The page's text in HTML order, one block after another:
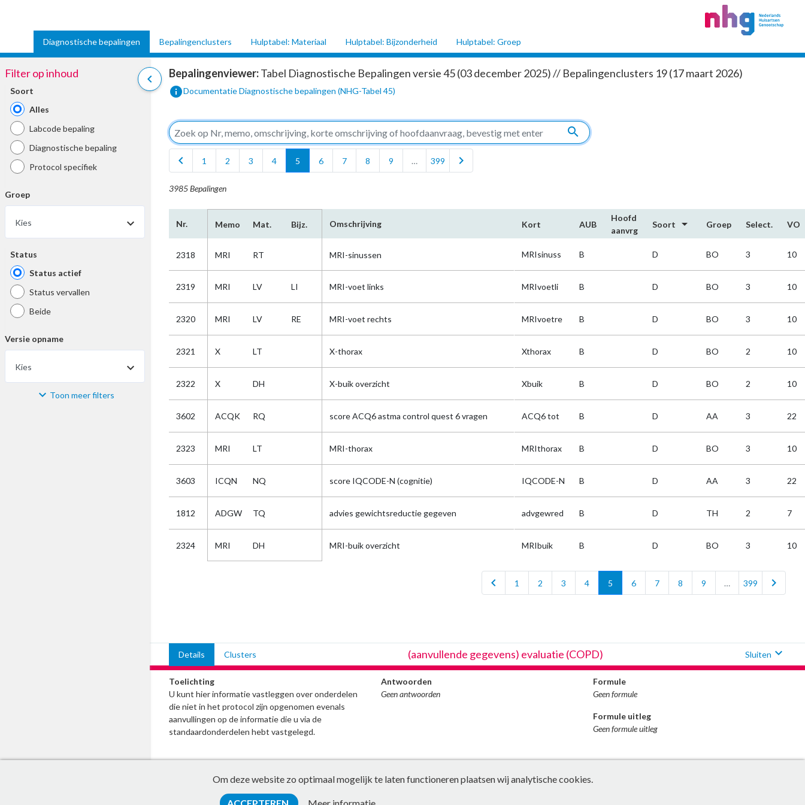
Diagnostische bepalingen Bepalingenclusters Hulptabel: Materiaal Hulptabel: Bijzonderheid Hulptabel: Groep
chevron_left
Filter op inhoud
Soort
Alles
Labcode bepaling
Diagnostische bepaling
Protocol specifiek
Groep
Kies
Status
Status actief
Status vervallen
Beide
Versie opname
Kies
Materiaal Toon meer filters
Bepalingenviewer:Tabel Diagnostische Bepalingen versie 45 (03 december 2025) // Bepalingenclusters 19 (17 maart 2026)
infoDocumentatie Diagnostische bepalingen (NHG-Tabel 45)
search
chevron_left
1 2 3 4 5 6 7 8 9 … 399 chevron_right
3985 Bepalingen
Nr. Memo Mat. Bijz. Omschrijving Kort AUB
Hoofd​
aanvrg
Soort arrow_drop_down Groep Select. VO
2318 MRI RT MRI-sinussen MRIsinuss B D BO 3 10
2319 MRI LV LI MRI-voet links MRIvoetli B D BO 3 10
2320 MRI LV RE MRI-voet rechts MRIvoetre B D BO 3 10
2321 X LT X-thorax Xthorax B D BO 2 10
2322 X DH X-buik overzicht Xbuik B D BO 2 10
3602 ACQK RQ score ACQ6 astma control quest 6 vragen ACQ6 tot B D AA 3 22
2323 MRI LT MRI-thorax MRIthorax B D BO 3 10
3603 ICQN NQ score IQCODE-N (cognitie) IQCODE-N B D AA 3 22
1812 ADGW TQ advies gewichtsreductie gegeven advgewred B D TH 2 7
2324 MRI DH MRI-buik overzicht MRIbuik B D BO 3 10
chevron_left 1 2 3 4 5 6 7 8 9 … 399 chevron_right
Details Clusters (aanvullende gegevens) evaluatie (COPD) Sluiten expand_more
Toelichting
U kunt hier informatie vastleggen over onderdelen
die niet in het protocol zijn opgenomen evenals
aanvullingen op de informatie die u via de
standaardonderdelen hebt vastgelegd.
Antwoorden
Geen antwoorden
Formule
Geen formule
Formule uitleg
Geen formule uitleg
Om deze website zo optimaal mogelijk te laten functioneren plaatsen wij analytische cookies.